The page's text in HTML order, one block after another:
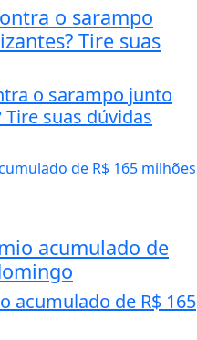
o sarampo
Tire suas
o sarampo junto
suas dúvidas
acumulado de
acumulado de R$ 165